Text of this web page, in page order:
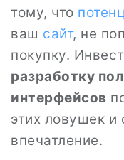
тому, что
ваш сайт, не
покупку.
разработку
интерфейсов
этих ловушек и
впечатление.